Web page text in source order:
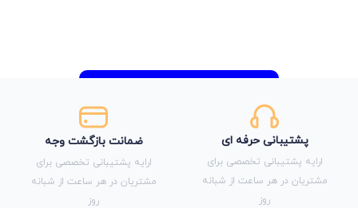
پشتیبانی حرفه ای
ارایه پشتیبانی تخصصی برای
مشتریان در هر ساعت از شبانه
روز
ضمانت بازگشت وجه
ارایه پشتیبانی تخصصی برای
مشتریان در هر ساعت از شبانه
روز